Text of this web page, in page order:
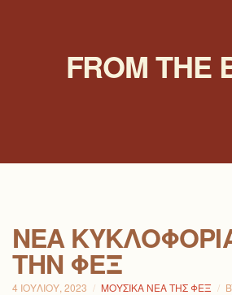
FROM THE
ΝΕΑ
ΤΗΝ ΦΕΞ
4 ΙΟΥΛΊΟΥ, 2023 ΜΟΥΣΙΚΆ ΝΈΑ ΤΗΣ ΦΕΞ